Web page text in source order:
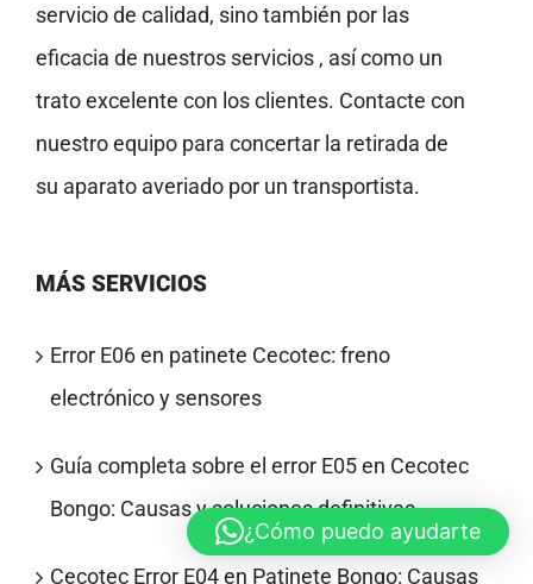
servicio de calidad, sino también por las
eficacia de nuestros servicios , así como un
trato excelente con los clientes. Contacte con
nuestro equipo para concertar la retirada de
su aparato averiado por un transportista.
MÁS SERVICIOS
Error E06 en patinete Cecotec: freno
electrónico y sensores
Guía completa sobre el error E05 en Cecotec
Bongo: Causas y soluciones definitivas
Cecotec Error E04 en Patinete Bongo: Causas
¿Cómo puedo ayudarte